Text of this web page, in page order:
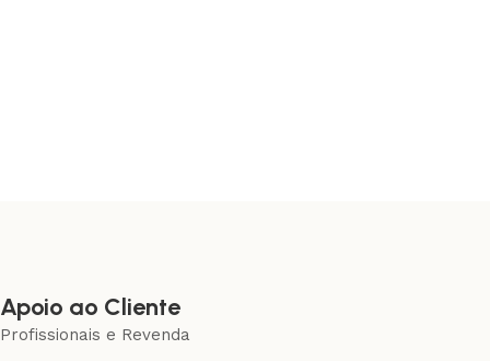
Apoio ao Cliente
Profissionais e Revenda